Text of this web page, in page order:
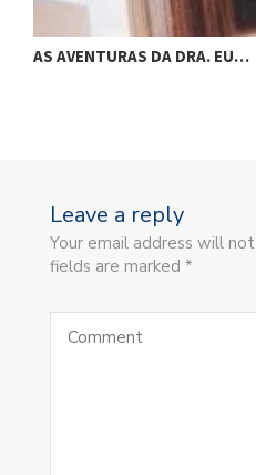
AS AVENTURAS DA DRA. EU…
Leave a reply
Your email address will
fields are marked *